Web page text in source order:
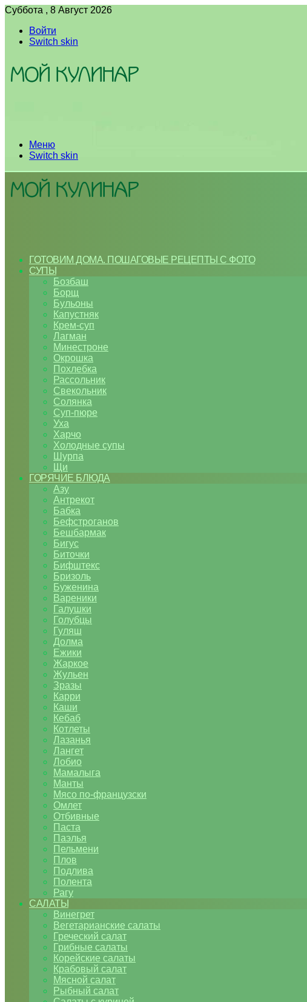
Суббота , 8 Август 2026
Войти
Switch skin
Меню
Switch skin
ГОТОВИМ ДОМА. ПОШАГОВЫЕ РЕЦЕПТЫ С ФОТО
СУПЫ
Бозбаш
Борщ
Бульоны
Капустняк
Крем-суп
Лагман
Минестроне
Окрошка
Похлебка
Рассольник
Свекольник
Солянка
Суп-пюре
Уха
Харчо
Холодные супы
Шурпа
Щи
ГОРЯЧИЕ БЛЮДА
Азу
Антрекот
Бабка
Бефстроганов
Бешбармак
Бигус
Биточки
Бифштекс
Бризоль
Буженина
Вареники
Галушки
Голубцы
Гуляш
Долма
Ежики
Жаркое
Жульен
Зразы
Карри
Каши
Кебаб
Котлеты
Лазанья
Лангет
Лобио
Мамалыга
Манты
Мясо по-французски
Омлет
Отбивные
Паста
Паэлья
Пельмени
Плов
Подлива
Полента
Рагу
САЛАТЫ
Винегрет
Вегетарианские салаты
Греческий салат
Грибные салаты
Корейские салаты
Крабовый салат
Мясной салат
Рыбный салат